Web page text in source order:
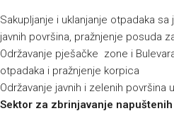
Sakupljanje i uklanjanje otpadaka
javnih površina, pražnjenje posuda
Održavanje pješačke zone i
otpadaka i pražnjenje korpica
Održavanje javnih i zelenih površina
Sektor za zbrinjavanje